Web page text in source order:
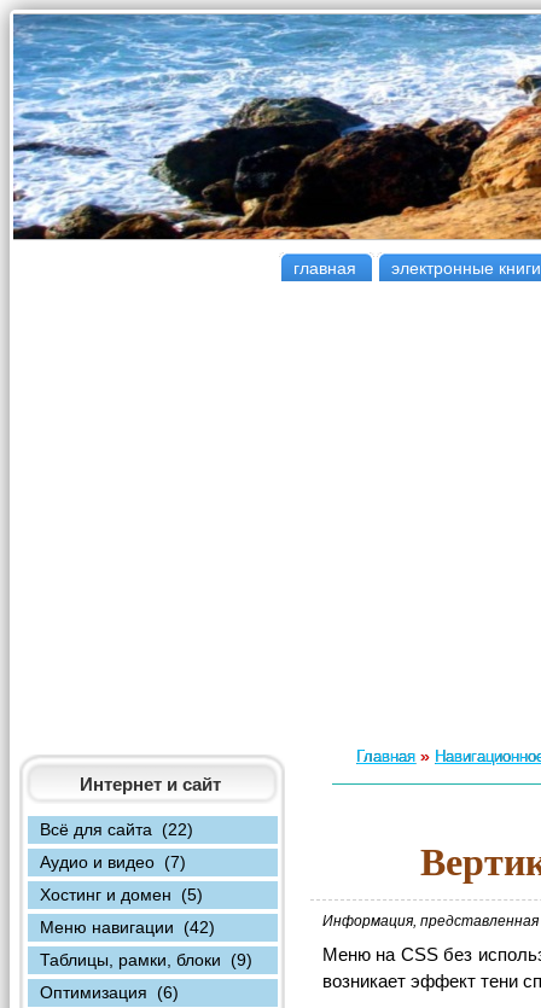
главная электронные книги
Интернет и сайт
Всё для сайта (22)
Аудио и видео (7)
Хостинг и домен (5)
Меню навигации (42)
Таблицы, рамки, блоки (9)
Оптимизация (6)
Главная »
Информация,
Меню на CSS без
возникает эффект тени